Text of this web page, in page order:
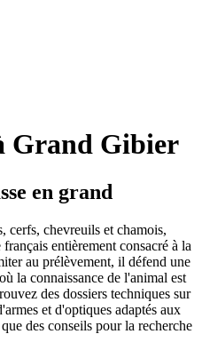
Grand Gibier
en grand
cerfs, chevreuils et chamois,
entièrement consacré à la
au prélèvement, il défend une
la connaissance de l'animal est
des dossiers techniques sur
et d'optiques adaptés aux
des conseils pour la recherche